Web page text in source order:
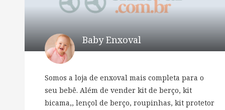
Baby Enxoval
Somos a loja de enxoval mais completa para o
seu bebê. Além de vender kit de berço, kit
bicama,, lençol de berço, roupinhas, kit protetor